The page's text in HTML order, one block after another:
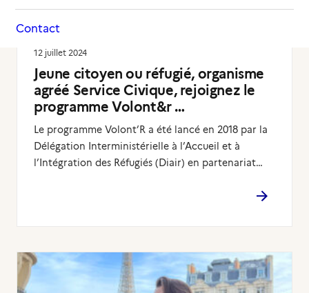
ContactActualités
12 juillet 2024
Jeune citoyen ou réfugié, organisme
agréé Service Civique, rejoignez le
programme Volont&r …
Le programme Volont’R a été lancé en 2018 par la
Délégation Interministérielle à l’Accueil et à
l’Intégration des Réfugiés (Diair) en partenariat…